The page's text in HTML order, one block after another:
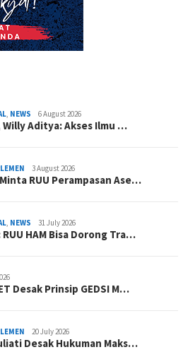
, NEWS 6 August 2026
Willy Aditya: Akses Ilmu …
3 August 2026
RUU Perampasan Ase…
, NEWS 31 July 2026
HAM Bisa Dorong Tra…
Desak Prinsip GEDSI M…
20 July 2026
Desak Hukuman Maks…